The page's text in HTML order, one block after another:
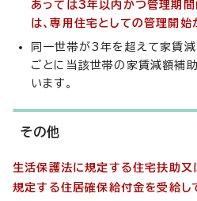
あっては3年以内かつ管理期間
は、専用住宅としての管理開
同一世帯が3年を超えて家賃
ごとに当該世帯の家賃減額補
います。
その他
生活保護法に規定する住宅扶助
規定する住居確保給付金を受給し